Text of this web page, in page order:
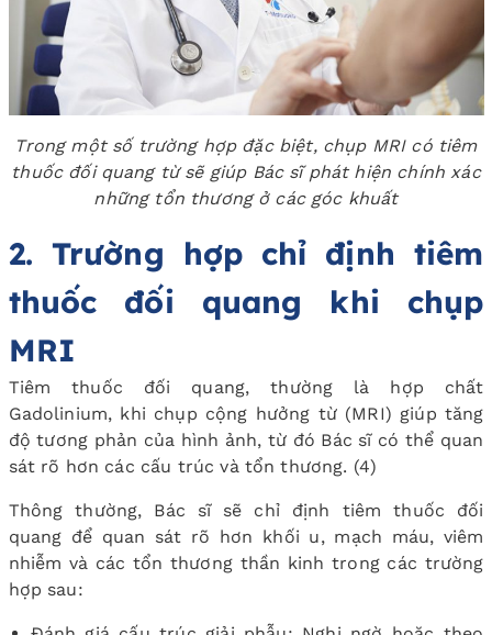
Trong một số trường hợp đặc biệt, chụp MRI có tiêm
thuốc đối quang từ sẽ giúp Bác sĩ phát hiện chính xác
những tổn thương ở các góc khuất
2. Trường hợp chỉ định tiêm
thuốc đối quang khi chụp
MRI
Tiêm thuốc đối quang, thường là hợp chất
Gadolinium, khi chụp cộng hưởng từ (MRI) giúp tăng
độ tương phản của hình ảnh, từ đó Bác sĩ có thể quan
sát rõ hơn các cấu trúc và tổn thương. (4)
Thông thường, Bác sĩ sẽ chỉ định tiêm thuốc đối
quang để quan sát rõ hơn khối u, mạch máu, viêm
nhiễm và các tổn thương thần kinh trong các trường
hợp sau: